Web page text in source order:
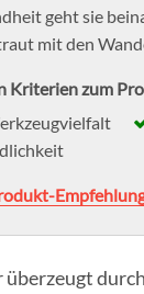
geht sie
mit den
Kriterien zum